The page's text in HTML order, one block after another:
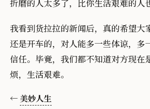
折磨的人太多了，比你生活艰难的人
我看到货拉拉的新闻后，真的希望大
还是开车的，对人能多一些体谅，多
信任。毕竟，我们都不知道对方现在
烦，生活艰难。
←美妙人生